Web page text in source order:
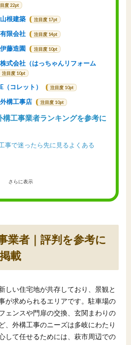
度 22pt
根建築 注目度 17pt
限会社 注目度 14pt
藤造園 注目度 10pt
式会社（はっちゃんリフォーム
注目度 10pt
（コレット） 注目度 10pt
構工事店 注目度 10pt
構工事業者ランキングを参考に
事で迷ったら先に見るよくある
さらに表示
業者｜評判を参考に
載
しい住宅地が共存しており、景観と
が求められるエリアです。駐車場の
ェンスや門扉の交換、玄関まわりの
、外構工事のニーズは多岐にわたり
して任せるためには、萩市周辺での